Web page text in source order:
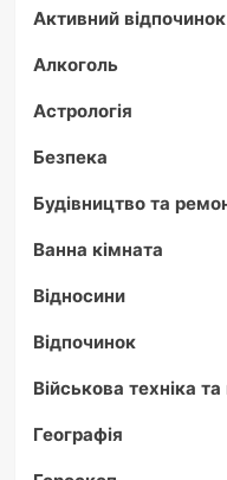
Активний відпочинок
Алкоголь
Астрологія
Безпека
Будівництво та
Ванна кімната
Відносини
Відпочинок
Військова техніка
Географія